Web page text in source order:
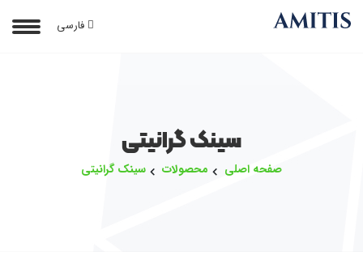
فارسی
سینک گرانیتی
صفحه اصلی محصولات سینک گرانیتی